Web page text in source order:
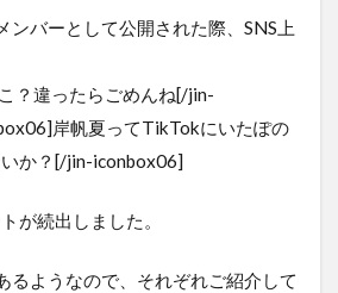
ンバーとして公開された際、SNS上
？違ったらごめんね[/jin-
岸帆夏ってTikTokにいたぽの
か？[/jin-iconbox06]
が続出しました。
るようなので、それぞれご紹介して